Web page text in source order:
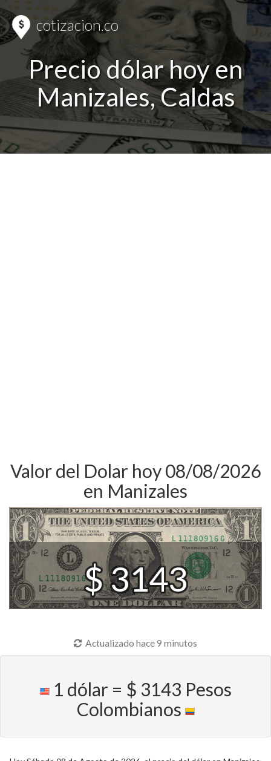
cotizacion.co
Precio dólar hoy en
Manizales, Caldas
Valor del Dolar hoy 08/08/2026
en Manizales
$ 3143
Actualizado hace 9 minutos
1 dólar = $ 3143 Pesos
Colombianos